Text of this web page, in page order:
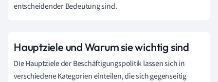
entscheidender Bedeutung sind.
Hauptziele und Warum sie wichtig sind
Die Hauptziele der Beschäftigungspolitik lassen sich in
verschiedene Kategorien einteilen, die sich gegenseitig